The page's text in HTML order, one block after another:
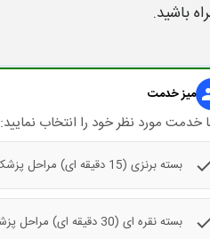
باشید.
میز خدمت
خدمت مورد نظر خود را انتخاب نمایید:
بسته برنزی (15 دقیقه ای) مراحل پزشک قانونی برای ضرب و شتم
بسته نقره ای (30 دقیقه ای) مراحل پزشک قانونی برای ضرب و شتم